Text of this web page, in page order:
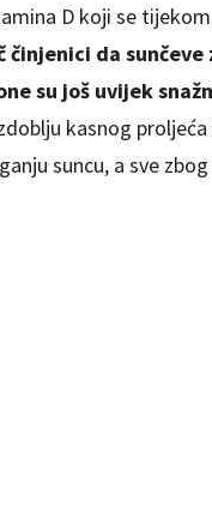
D koji se
činjenici da
su još uvijek
kasnog
suncu, a sve